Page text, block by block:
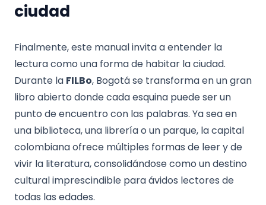
ciudad
Finalmente, este manual invita a entender la
lectura como una forma de habitar la ciudad.
Durante la FILBo, Bogotá se transforma en un gran
libro abierto donde cada esquina puede ser un
punto de encuentro con las palabras. Ya sea en
una biblioteca, una librería o un parque, la capital
colombiana ofrece múltiples formas de leer y de
vivir la literatura, consolidándose como un destino
cultural imprescindible para ávidos lectores de
todas las edades.